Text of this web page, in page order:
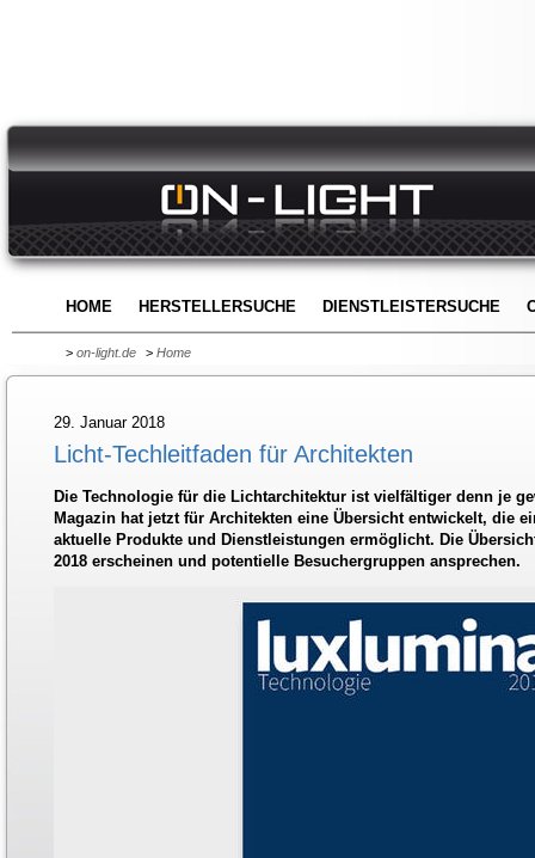
HOME HERSTELLERSUCHE DIENSTLEISTERSUCHE
> on-light.de > Home
29. Januar 2018
Licht-Techleitfaden für Architekten
Die Technologie für die Lichtarchitektur ist vielfältiger denn je
Magazin hat jetzt für Architekten eine Übersicht entwickelt, die
aktuelle Produkte und Dienstleistungen ermöglicht. Die
2018 erscheinen und potentielle Besuchergruppen ansprechen.